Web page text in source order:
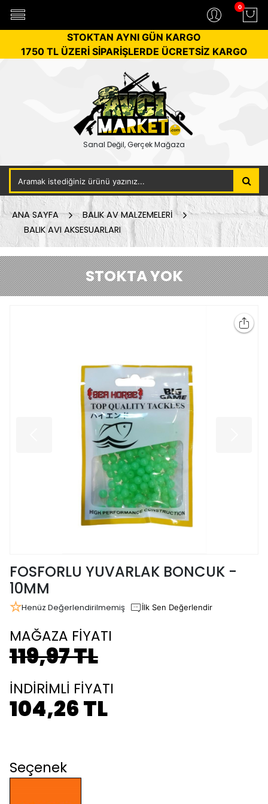
0
STOKTAN AYNI GÜN KARGO
1750 TL ÜZERİ SİPARİŞLERDE ÜCRETSİZ KARGO
Sanal Değil, Gerçek Mağaza
ANA SAYFA
BALIK AV MALZEMELERİ
BALIK AVI AKSESUARLARI
STOKTA YOK
FOSFORLU YUVARLAK BONCUK -
10MM
Henüz Değerlendirilmemiş İlk Sen Değerlendir
MAĞAZA FİYATI
119,97 TL
İNDİRİMLİ FİYATI
104,26 TL
Seçenek